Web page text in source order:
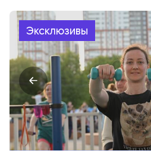
Эксклюзивы